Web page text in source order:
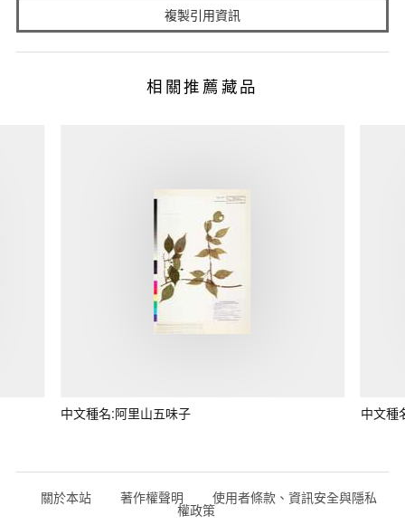
複製引用資訊
相關推薦藏品
中文種名:阿里山五味子 中文種
關於本站 著作權聲明 使用者條款、資訊安全與隱私
權政策